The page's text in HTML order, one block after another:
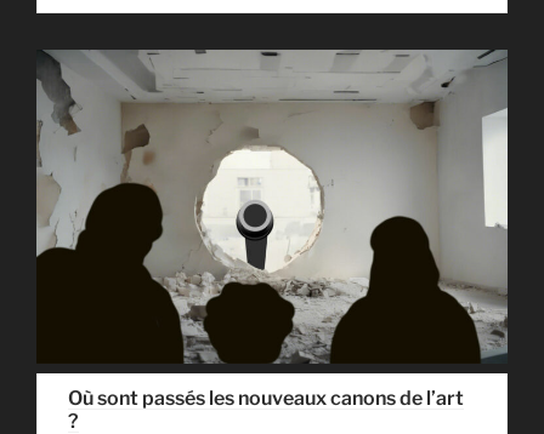
Où sont passés les nouveaux canons de l’art
?